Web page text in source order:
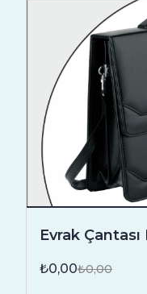
Evrak
₺0,00₺0,00